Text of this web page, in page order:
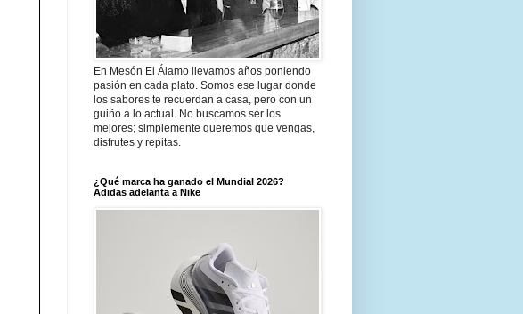
En Mesón El Álamo llevamos años poniendo
pasión en cada plato. Somos ese lugar donde
los sabores te recuerdan a casa, pero con un
guiño a lo actual. No buscamos ser los
mejores; simplemente queremos que vengas,
disfrutes y repitas.
¿Qué marca ha ganado el Mundial 2026?
Adidas adelanta a Nike